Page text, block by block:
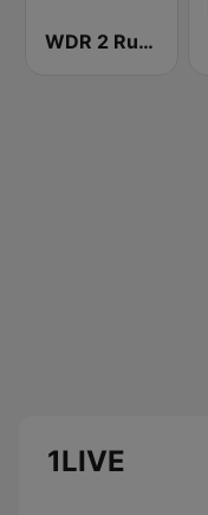
WDR 2 Ruhrgebiet
1LIVE